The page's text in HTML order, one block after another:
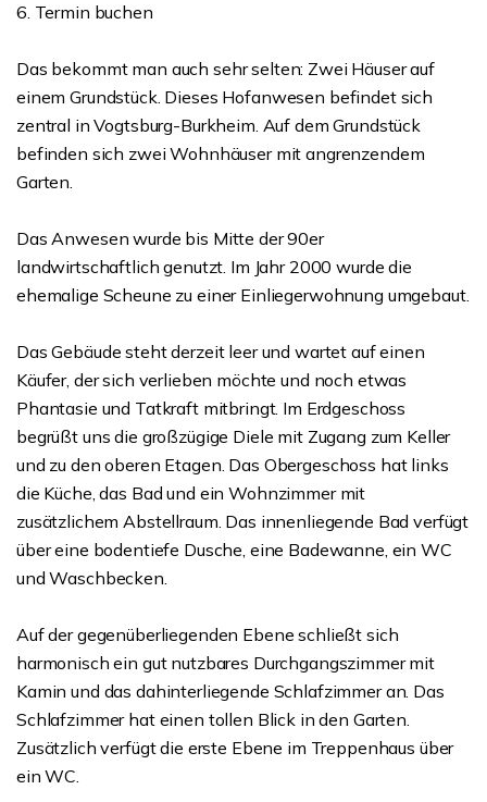
6. Termin buchen
Das bekommt man auch sehr selten: Zwei Häuser auf
einem Grundstück. Dieses Hofanwesen befindet sich
zentral in Vogtsburg-Burkheim. Auf dem Grundstück
befinden sich zwei Wohnhäuser mit angrenzendem
Garten.
Das Anwesen wurde bis Mitte der 90er
landwirtschaftlich genutzt. Im Jahr 2000 wurde die
ehemalige Scheune zu einer Einliegerwohnung umgebaut.
Das Gebäude steht derzeit leer und wartet auf einen
Käufer, der sich verlieben möchte und noch etwas
Phantasie und Tatkraft mitbringt. Im Erdgeschoss
begrüßt uns die großzügige Diele mit Zugang zum Keller
und zu den oberen Etagen. Das Obergeschoss hat links
die Küche, das Bad und ein Wohnzimmer mit
zusätzlichem Abstellraum. Das innenliegende Bad verfügt
über eine bodentiefe Dusche, eine Badewanne, ein WC
und Waschbecken.
Auf der gegenüberliegenden Ebene schließt sich
harmonisch ein gut nutzbares Durchgangszimmer mit
Kamin und das dahinterliegende Schlafzimmer an. Das
Schlafzimmer hat einen tollen Blick in den Garten.
Zusätzlich verfügt die erste Ebene im Treppenhaus über
ein WC.